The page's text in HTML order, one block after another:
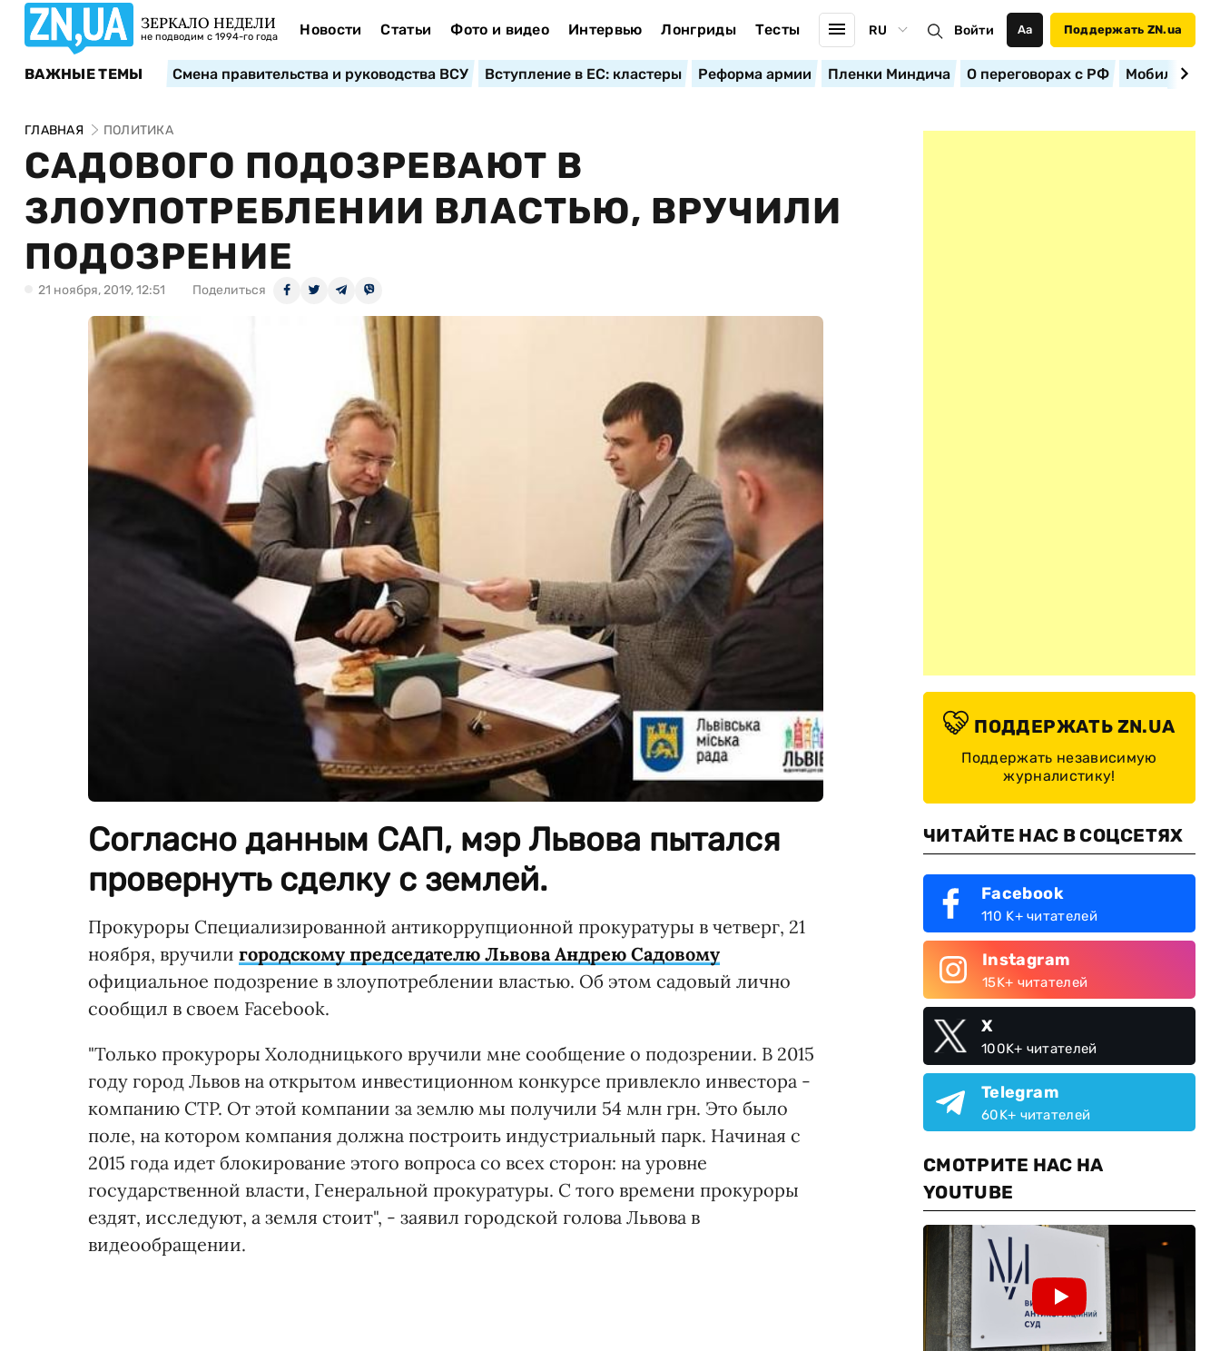
ЗЕРКАЛО НЕДЕЛИ
не подводим с 1994-го года Новости Статьи Фото и видео Интервью Лонгриды Тесты RU Войти Аа Поддержать ZN.ua
ВАЖНЫЕ ТЕМЫ Смена правительства и руководства ВСУ Вступление в ЕС: кластеры Реформа армии Пленки Миндича О переговорах с РФ
ГЛАВНАЯ ПОЛИТИКА
САДОВОГО ПОДОЗРЕВАЮТ В
ЗЛОУПОТРЕБЛЕНИИ ВЛАСТЬЮ, ВРУЧИЛИ
ПОДОЗРЕНИЕ
21 ноября, 2019, 12:51 Поделиться
Согласно данным САП, мэр Львова пытался
провернуть сделку с землей.
Прокуроры Специализированной антикоррупционной прокуратуры в четверг, 21
ноября, вручили городскому председателю Львова Андрею Садовому
официальное подозрение в злоупотреблении властью. Об этом садовый лично
сообщил в своем Facebook.
"Только прокуроры Холодницького вручили мне сообщение о подозрении. В 2015
году город Львов на открытом инвестиционном конкурсе привлекло инвестора -
компанию CTP. От этой компании за землю мы получили 54 млн грн. Это было
поле, на котором компания должна построить индустриальный парк. Начиная с
2015 года идет блокирование этого вопроса со всех сторон: на уровне
государственной власти, Генеральной прокуратуры. С того времени прокуроры
ездят, исследуют, а земля стоит", - заявил городской голова Львова в
видеообращении.
ПОДДЕРЖАТЬ ZN.UA
Поддержать независимую
журналистику!
ЧИТАЙТЕ НАС В СОЦСЕТЯХ
Facebook
110 K+ читателей
Instagram
15K+ читателей
X
100K+ читателей
Telegram
60K+ читателей
СМОТРИТЕ НАС НА
YOUTUBE